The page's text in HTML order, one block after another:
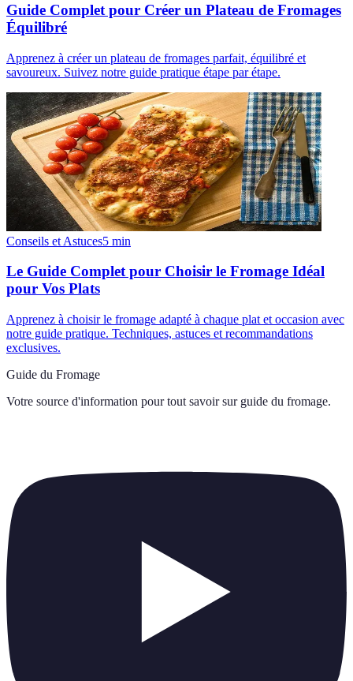
Guide Complet pour Créer un Plateau de Fromages
Équilibré
Apprenez à créer un plateau de fromages parfait, équilibré et
savoureux. Suivez notre guide pratique étape par étape.
Conseils et Astuces5 min
Le Guide Complet pour Choisir le Fromage Idéal
pour Vos Plats
Apprenez à choisir le fromage adapté à chaque plat et occasion avec
notre guide pratique. Techniques, astuces et recommandations
exclusives.
Guide du Fromage
Votre source d'information pour tout savoir sur guide du fromage.